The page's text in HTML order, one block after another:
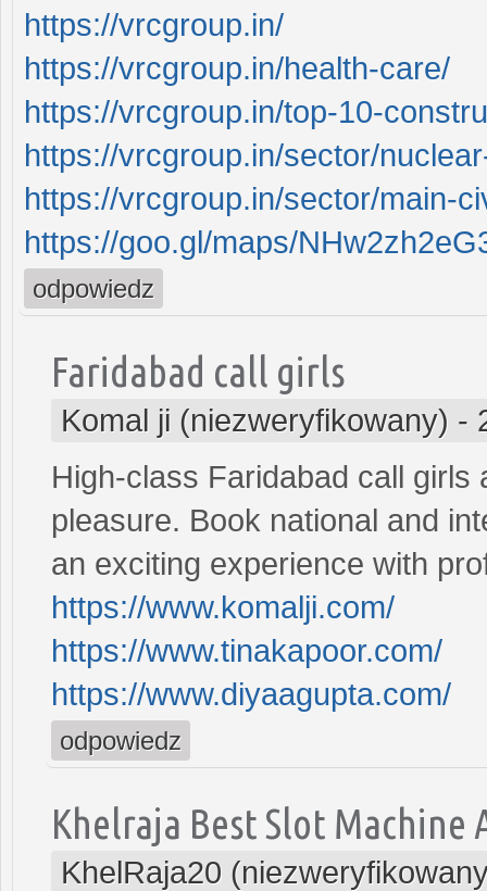
https://vrcgroup.in/
https://vrcgroup.in/health-care/
https://vrcgroup.in/top-10-
https://vrcgroup.in/sector/
https://vrcgroup.in/sector/main-
https://goo.gl/maps/
odpowiedz
Faridabad call girls
Komal ji (niezweryfikowany) -
High-class Faridabad call girls
pleasure. Book national and
an exciting experience with
https://www.komalji.com/
https://www.tinakapoor.com/
https://www.diyaagupta.com/
odpowiedz
Khelraja Best Slot Machine
KhelRaja20